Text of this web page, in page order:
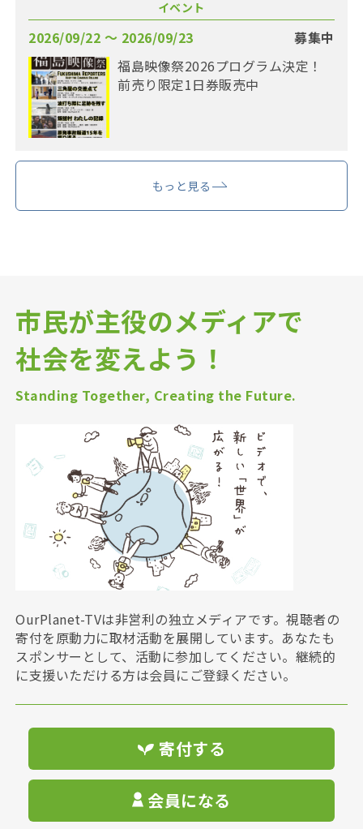
イベント
2026/09/22 〜 2026/09/23
募集中
福島映像祭2026プログラム決定！
前売り限定1日券販売中
もっと見る
市民が主役のメディアで
社会を変えよう！
Standing Together, Creating the Future.
OurPlanet-TVは非営利の独立メディアです。視聴者の
寄付を原動力に取材活動を展開しています。あなたも
スポンサーとして、活動に参加してください。継続的
に支援いただける方は会員にご登録ください。
寄付する
会員になる